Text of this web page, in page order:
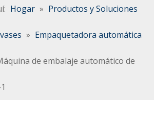
Hogar » Productos y Soluciones
» Empaquetadora automática
de embalaje automático de